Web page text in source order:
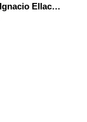
Presentación IES CIFPD Ignacio Ellacuría